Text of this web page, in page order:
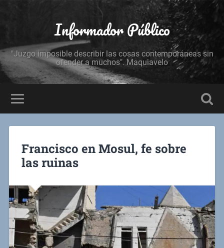
Informador Público
"Juzgo imposible describir las cosas contemporáneas sin
ofender a muchos". Maquiavelo
Francisco en Mosul, fe sobre
las ruinas